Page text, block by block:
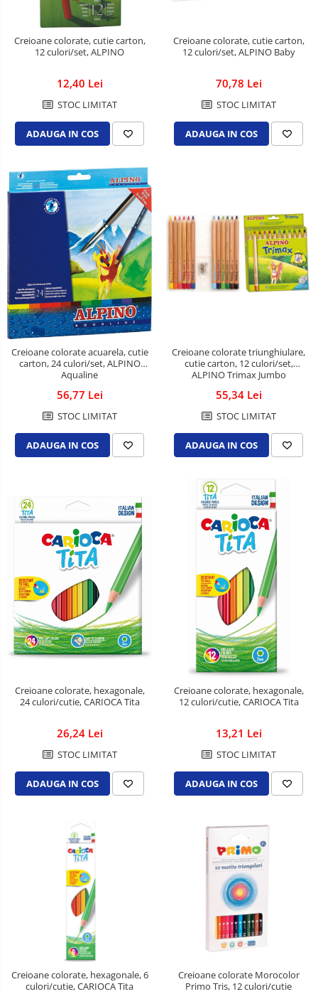
Creioane colorate, cutie carton,
12 culori/set, ALPINO
12,40 Lei
STOC LIMITAT
ADAUGA IN COS
Creioane colorate, cutie carton,
12 culori/set, ALPINO Baby
70,78 Lei
STOC LIMITAT
ADAUGA IN COS
Creioane colorate acuarela, cutie
carton, 24 culori/set, ALPINO
Aqualine
56,77 Lei
STOC LIMITAT
ADAUGA IN COS
Creioane colorate triunghiulare,
cutie carton, 12 culori/set,
ALPINO Trimax Jumbo
55,34 Lei
STOC LIMITAT
ADAUGA IN COS
Creioane colorate, hexagonale,
24 culori/cutie, CARIOCA Tita
26,24 Lei
STOC LIMITAT
ADAUGA IN COS
Creioane colorate, hexagonale,
12 culori/cutie, CARIOCA Tita
13,21 Lei
STOC LIMITAT
ADAUGA IN COS
Creioane colorate, hexagonale, 6
culori/cutie, CARIOCA Tita
Creioane colorate Morocolor
Primo Tris, 12 culori/cutie